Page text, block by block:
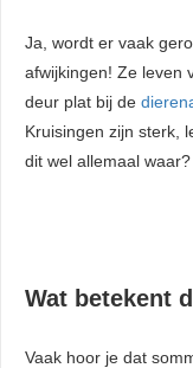
Ja, wordt er vaak
afwijkingen! Ze leven
deur plat bij de
Kruisingen zijn sterk,
dit wel allemaal waar?
Wat betekent
Vaak hoor je dat